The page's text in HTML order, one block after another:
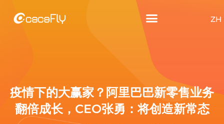
ZH
疫情下的大赢家？阿里巴巴新零售业务
翻倍成长，CEO张勇：将创造新常态